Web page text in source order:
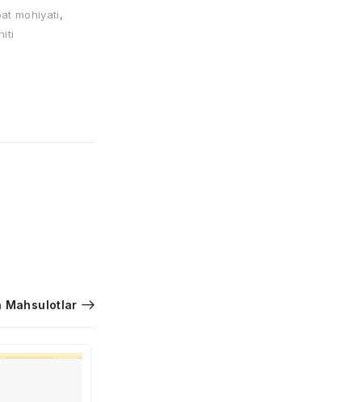
mohiyati,
Mahsulotlar